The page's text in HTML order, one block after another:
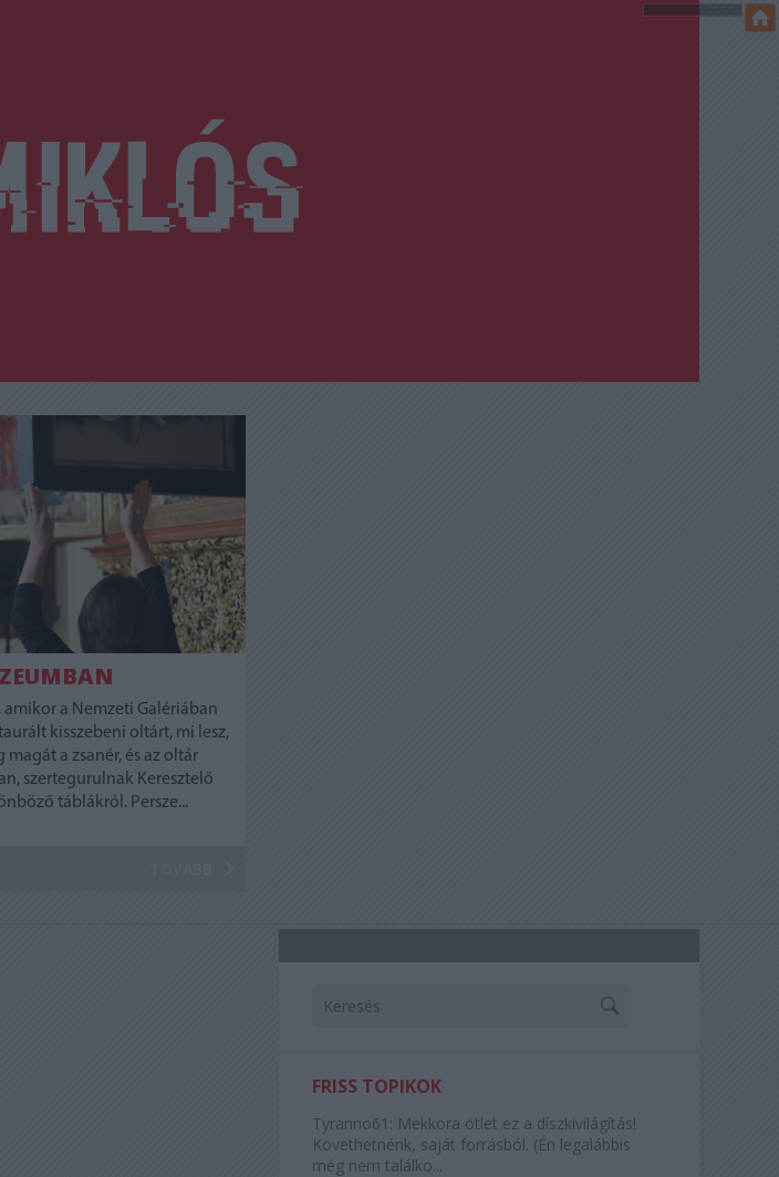
amikor a Nemzeti Galériában
kisszebeni oltárt, mi lesz,
a zsanér, és az oltár
szertegurulnak Keresztelő
táblákról. Persze...
FRISS TOPIKOK
Tyranno61: Mekkora ötlet ez a díszkivilágítás!
Követhetnénk, saját forrásból. (Én legalábbis
még nem találko...